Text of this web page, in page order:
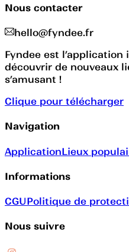
Nous contacter
hello@fyndee.fr
Fyndee est
découvrir de nouveaux
s’amusant !
Clique pour télécharger
Navigation
ApplicationLieux
Informations
CGUPolitique de
Nous suivre